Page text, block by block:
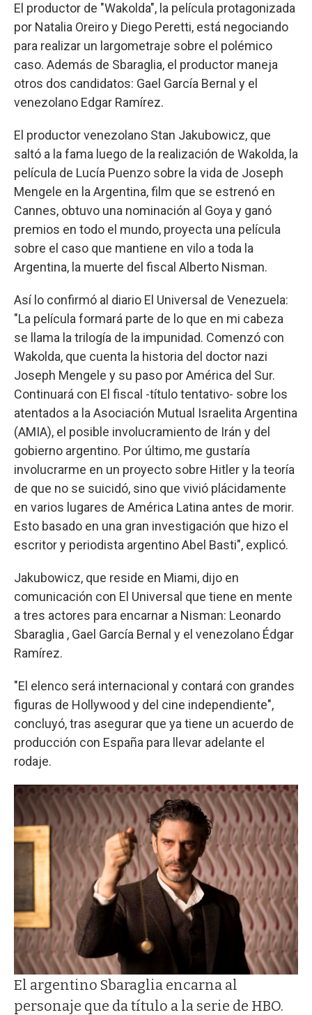
El productor de "Wakolda", la película protagonizada
por Natalia Oreiro y Diego Peretti, está negociando
para realizar un largometraje sobre el polémico
caso. Además de Sbaraglia, el productor maneja
otros dos candidatos: Gael García Bernal y el
venezolano Edgar Ramírez.
El productor venezolano Stan Jakubowicz, que
saltó a la fama luego de la realización de Wakolda, la
película de Lucía Puenzo sobre la vida de Joseph
Mengele en la Argentina, film que se estrenó en
Cannes, obtuvo una nominación al Goya y ganó
premios en todo el mundo, proyecta una película
sobre el caso que mantiene en vilo a toda la
Argentina, la muerte del fiscal Alberto Nisman.
Así lo confirmó al diario El Universal de Venezuela:
"La película formará parte de lo que en mi cabeza
se llama la trilogía de la impunidad. Comenzó con
Wakolda, que cuenta la historia del doctor nazi
Joseph Mengele y su paso por América del Sur.
Continuará con El fiscal -título tentativo- sobre los
atentados a la Asociación Mutual Israelita Argentina
(AMIA), el posible involucramiento de Irán y del
gobierno argentino. Por último, me gustaría
involucrarme en un proyecto sobre Hitler y la teoría
de que no se suicidó, sino que vivió plácidamente
en varios lugares de América Latina antes de morir.
Esto basado en una gran investigación que hizo el
escritor y periodista argentino Abel Basti", explicó.
Jakubowicz, que reside en Miami, dijo en
comunicación con El Universal que tiene en mente
a tres actores para encarnar a Nisman: Leonardo
Sbaraglia , Gael García Bernal y el venezolano Édgar
Ramírez.
"El elenco será internacional y contará con grandes
figuras de Hollywood y del cine independiente",
concluyó, tras asegurar que ya tiene un acuerdo de
producción con España para llevar adelante el
rodaje.
El argentino Sbaraglia encarna al
personaje que da título a la serie de HBO.